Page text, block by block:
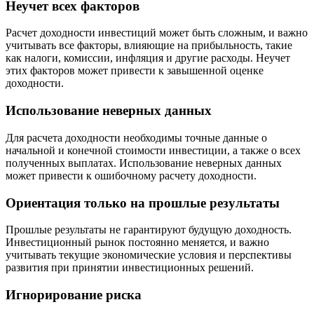
Неучет всех факторов
Расчет доходности инвестиций может быть сложным, и важно
учитывать все факторы, влияющие на прибыльность, такие
как налоги, комиссии, инфляция и другие расходы. Неучет
этих факторов может привести к завышенной оценке
доходности.
Использование неверных данных
Для расчета доходности необходимы точные данные о
начальной и конечной стоимости инвестиции, а также о всех
полученных выплатах. Использование неверных данных
может привести к ошибочному расчету доходности.
Ориентация только на прошлые результаты
Прошлые результаты не гарантируют будущую доходность.
Инвестиционный рынок постоянно меняется, и важно
учитывать текущие экономические условия и перспективы
развития при принятии инвестиционных решений.
Игнорирование риска